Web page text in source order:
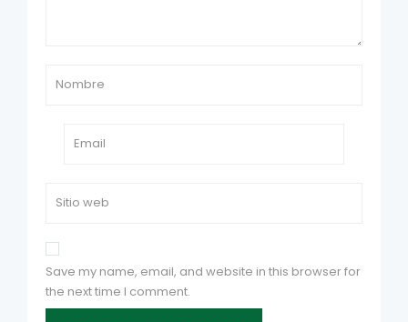
Save my name, email, and website in this browser for
the next time I comment.